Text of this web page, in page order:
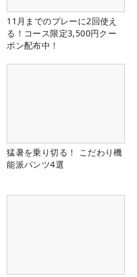
11月までのプレーに2回使え
る！コース限定3,500円クー
ポン配布中！
猛暑を乗り切る！ こだわり機
能派パンツ4選